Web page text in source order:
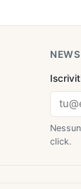
click.